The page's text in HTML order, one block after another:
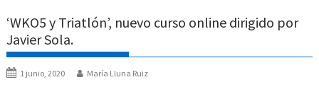
‘WKO5 y Triatlón’, nuevo curso online dirigido por
Javier Sola.
1 junio, 2020 María Lluna Ruiz